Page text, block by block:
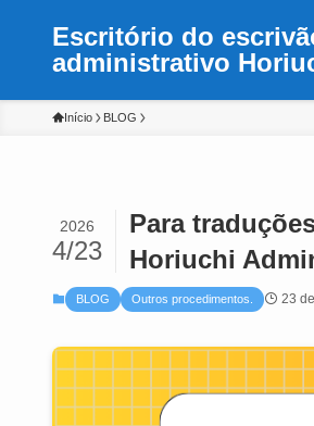
Escritório do
administrativo
Início BLOG
Para
Horiuchi
2026
4/23
BLOG Outros procedimentos. 23